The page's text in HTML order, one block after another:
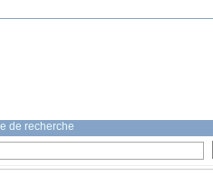
de recherche